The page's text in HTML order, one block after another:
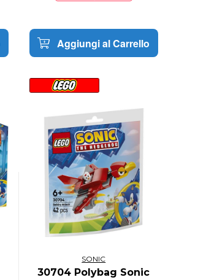
Aggiungi al Carrello
SONIC
30704 Polybag Sonic